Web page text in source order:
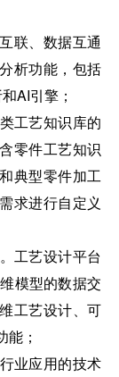
联、数据互通
析功能，包括
AI引擎；
工艺知识库的
零件工艺知识
典型零件加工
求进行自定义
工艺设计平台
模型的数据交
工艺设计、可
；
业应用的技术